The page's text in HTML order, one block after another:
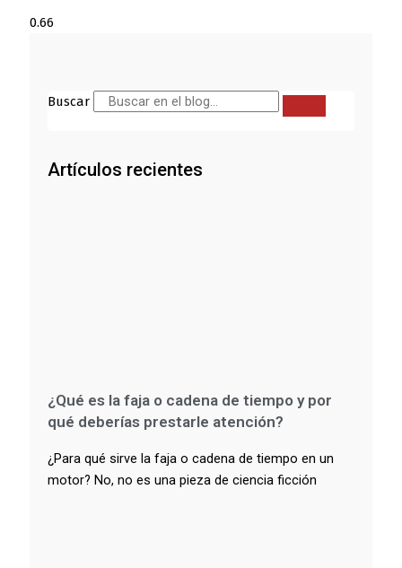
Buscar
Artículos recientes
¿Qué es la faja o cadena de tiempo y por
qué deberías prestarle atención?
¿Para qué sirve la faja o cadena de tiempo en un
motor? No, no es una pieza de ciencia ficción